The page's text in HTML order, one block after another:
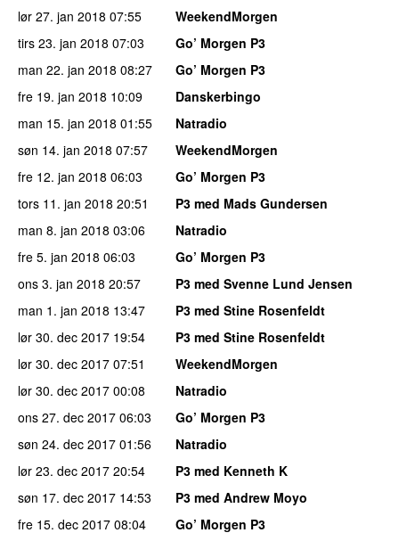
lør 27. jan 2018 07:55
WeekendMorgen
tirs 23. jan 2018 07:03
Go’ Morgen P3
man 22. jan 2018 08:27
Go’ Morgen P3
fre 19. jan 2018 10:09
Danskerbingo
man 15. jan 2018 01:55
Natradio
søn 14. jan 2018 07:57
WeekendMorgen
fre 12. jan 2018 06:03
Go’ Morgen P3
tors 11. jan 2018 20:51
P3 med Mads Gundersen
man 8. jan 2018 03:06
Natradio
fre 5. jan 2018 06:03
Go’ Morgen P3
ons 3. jan 2018 20:57
P3 med Svenne Lund Jensen
man 1. jan 2018 13:47
P3 med Stine Rosenfeldt
lør 30. dec 2017 19:54
P3 med Stine Rosenfeldt
lør 30. dec 2017 07:51
WeekendMorgen
lør 30. dec 2017 00:08
Natradio
ons 27. dec 2017 06:03
Go’ Morgen P3
søn 24. dec 2017 01:56
Natradio
lør 23. dec 2017 20:54
P3 med Kenneth K
søn 17. dec 2017 14:53
P3 med Andrew Moyo
fre 15. dec 2017 08:04
Go’ Morgen P3